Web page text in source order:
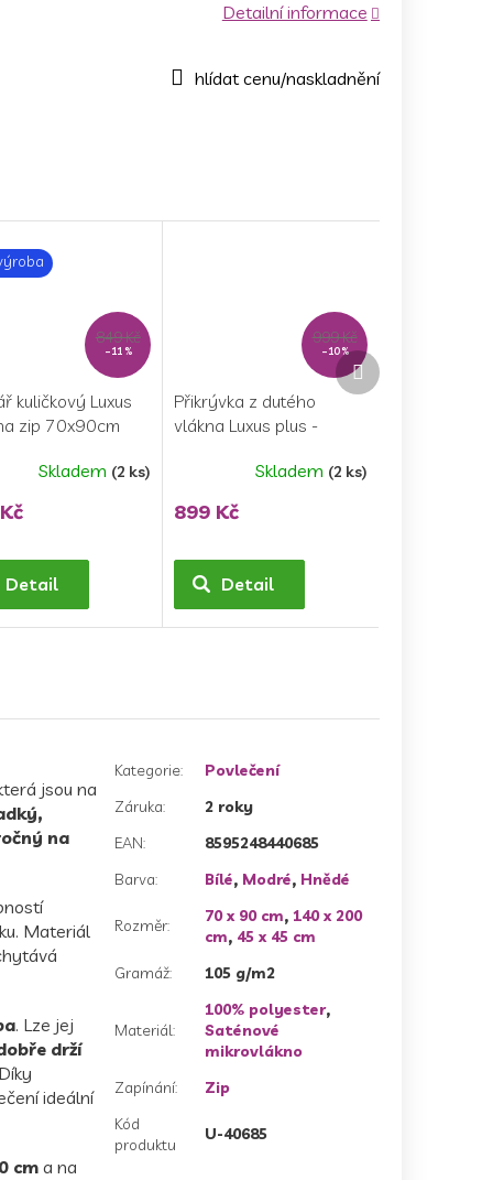
Detailní informace
849 Kč
–11 %
kuličkový Luxus
zip 70x90cm
Skladem (2 ks)
Detail
999 Kč
–10 %
Přikrývka z dutého
vlákna Luxus plus -
Skladem (2 ks)
899 Kč
Detail
Další
produkt
jsou na
na
Materiál
. Lze jej
drží
ideální
cm a na
Kategorie:
Povlečení
Záruka:
2 roky
EAN:
8595248440685
Barva: Bílé, Modré, Hnědé
Rozměr: 70 x 90 cm,140 x 200
cm, 45 x 45 cm
Gramáž: 105 g/m2
Materiál:
100% polyester,
Saténové
mikrovlákno
Zapínání:
Zip
Kód
produktu
U-40685